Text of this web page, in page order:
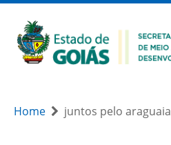
Home juntos pelo araguaia